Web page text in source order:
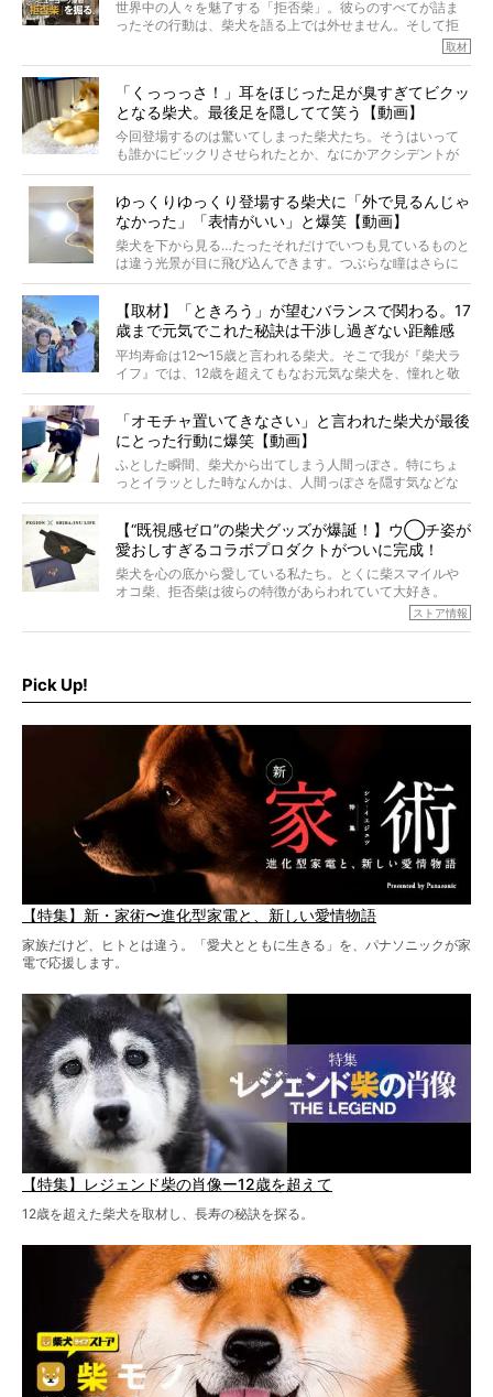
※画像はすべてイメージです
※この記事は個人の感想であり、効果・効能を示すものではありません
世界中の人々を魅了する「拒否柴」。彼らのすべてが詰ま
ったその行動は、柴犬を語る上では外せません。そして拒
否柴がここまで話題になるのは、“映える”ことも理由のひと
がるのでしょうか。
最近版画製作を始めた、お笑いコンビ「ニューヨーク」の
屋敷裕政さんに、拒否柴を掘っていただきました！ イン
タビューと合わせてご覧ください。
取材
「くっっっさ！」耳をほじった足が臭すぎてビクッ
となる柴犬。最後足を隠してて笑う【動画】
今回登場するのは驚いてしまった柴犬たち。そうはいって
も誰かにビックリさせられたとか、なにかアクシデントが
起きたとか、そういうことが原因ではありません。全ての
ゆっくりゆっくり登場する柴犬に「外で見るんじゃ
なかった」「表情がいい」と爆笑【動画】
柴犬を下から見る…たったそれだけでいつも見ているものと
は違う光景が目に飛び込んできます。つぶらな瞳はさらに
つぶらに見え、モフモフのお顔はさらにモフモフに見えま
【取材】「ときろう」が望むバランスで関わる。17
歳まで元気でこれた秘訣は干渉し過ぎない距離感
#38ときろう
平均寿命は12〜15歳と言われる柴犬。そこで我が『柴犬ラ
イフ』では、12歳を超えてもなお元気な柴犬を、憧れと敬
意を込めて“レジェンド柴”と呼んでいます。 この特集で
ォーカスし、その元気の秘訣や、老犬と暮らすうえで大切
だと思うことを、オーナーさんに語っていただきます。今
回登場してくれたのは、17歳のときろうくん。小さい頃か
ら食が細かったため、何でも食べさせてきたということで
「オモチャ置いてきなさい」と言われた柴犬が最後
にとった行動に爆笑【動画】
ふとした瞬間、柴犬から出てしまう人間っぽさ。特にちょ
っとイラッとした時なんかは、人間っぽさを隠す気などな
いように見えます。もしかして本当の本当は、中身は人間
【“既視感ゼロ”の柴犬グッズが爆誕！】ウ◯チ姿が
愛おしすぎるコラボプロダクトがついに完成！
柴犬を心の底から愛している私たち。とくに柴スマイルや
オコ柴、拒否柴は彼らの特徴があらわれていて大好き。
でもちょっと待て…もうひとつ、忘れてはならない愛おしい
ストア情報
Pick Up!
【特集】新・家術〜進化型家電と、新しい愛情物語
家族だけど、ヒトとは違う。「愛犬とともに生きる」を、パナソニックが家
電で応援します。
【特集】レジェンド柴の肖像ー12歳を超えて
12歳を超えた柴犬を取材し、長寿の秘訣を探る。